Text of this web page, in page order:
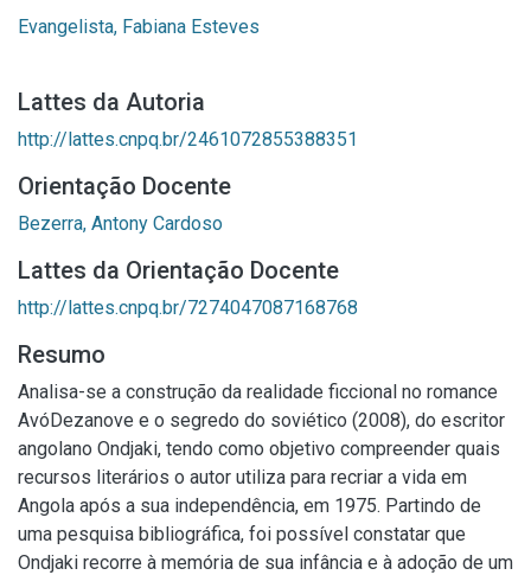
Evangelista, Fabiana Esteves
Lattes da Autoria
http://lattes.cnpq.br/2461072855388351
Orientação Docente
Bezerra, Antony Cardoso
Lattes da Orientação Docente
http://lattes.cnpq.br/7274047087168768
Resumo
Analisa-se a construção da realidade ficcional no romance
AvóDezanove e o segredo do soviético (2008), do escritor
angolano Ondjaki, tendo como objetivo compreender quais
recursos literários o autor utiliza para recriar a vida em
Angola após a sua independência, em 1975. Partindo de
uma pesquisa bibliográfica, foi possível constatar que
Ondjaki recorre à memória de sua infância e à adoção de um